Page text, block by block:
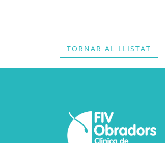
TORNAR AL LLISTAT